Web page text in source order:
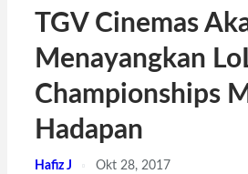
TGV Cinemas
Menayangkan
Championships
Hadapan
Hafiz J Okt 28, 2017